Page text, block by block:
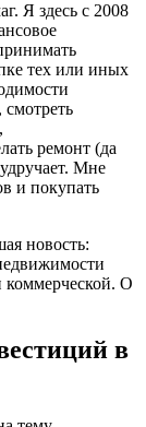
Я здесь с 2008
тех или иных
ремонт (да
Мне
и покупать
новость:
коммерческой. О
в